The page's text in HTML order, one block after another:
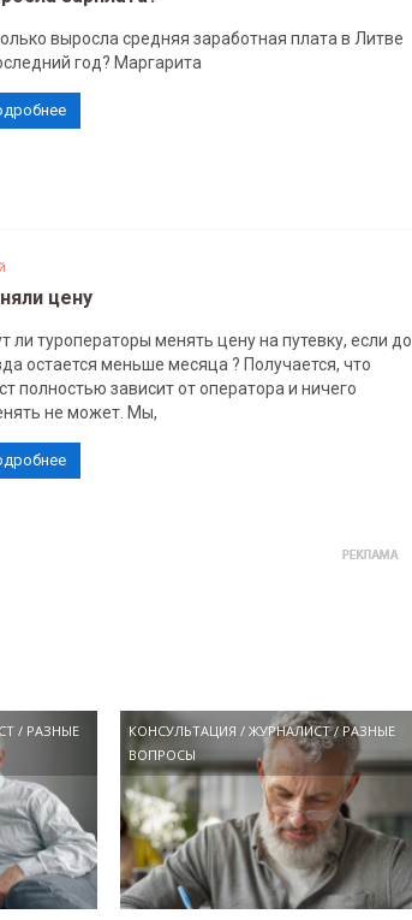
выросла средняя заработная плата в Литве
год? Маргарита
цену
ли туроператоры менять цену на путевку, если до
остается меньше месяца ? Получается, что
полностью зависит от оператора и ничего
не может. Мы,
/ РАЗНЫЕ
КОНСУЛЬТАЦИЯ /ЖУРНАЛИСТ/ РАЗНЫЕ
ВОПРОСЫ